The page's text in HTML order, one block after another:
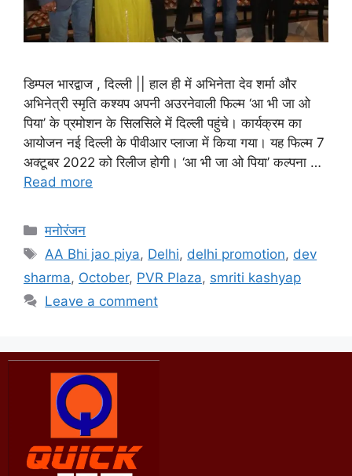
डिम्पल भारद्वाज , दिल्ली || हाल ही में अभिनेता देव शर्मा और
अभिनेत्री स्मृति कश्यप अपनी अउरनेवाली फिल्म ‘आ भी जा ओ
पिया’ के प्रमोशन के सिलसिले में दिल्ली पहुंचे। कार्यक्रम का
आयोजन नई दिल्ली के पीवीआर प्लाजा में किया गया। यह फिल्म 7
अक्टूबर 2022 को रिलीज होगी। ‘आ भी जा ओ पिया’ कल्पना …
Read more
मनोरंजन
AA Bhi jao piya, Delhi, delhi promotion, dev
sharma, October, PVR Plaza, smriti kashyap
Leave a comment